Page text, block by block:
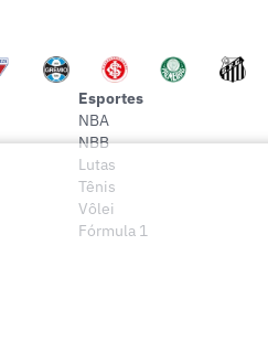
Esportes
NBA
NBB
Lutas
Tênis
Vôlei
Fórmula 1